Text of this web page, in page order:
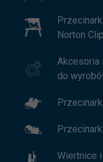
Norton
Akcesoria
do
Wiertnice